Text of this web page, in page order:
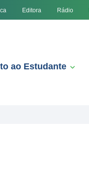
Editora Rádio
ao Estudante